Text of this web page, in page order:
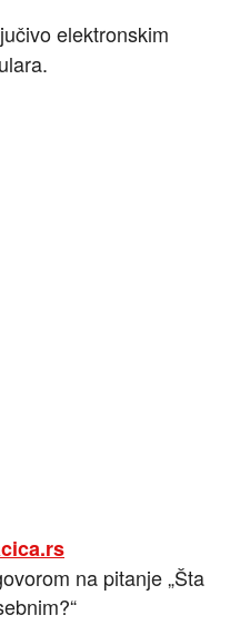
elektronskim
na pitanje „Šta